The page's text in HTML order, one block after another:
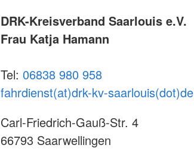
DRK-Kreisverband Saarlouis e.V.
Frau Katja Hamann
Tel: 06838 980 958
fahrdienst(at)drk-kv-saarlouis(dot)de
Carl-Friedrich-Gauß-Str. 4
66793 Saarwellingen